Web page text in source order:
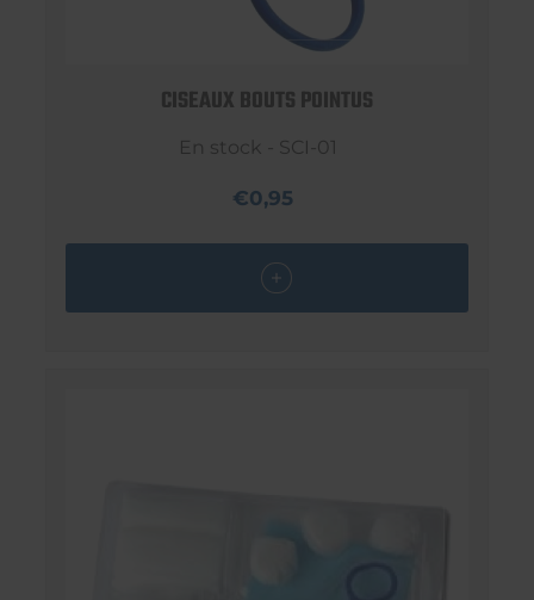
CISEAUX BOUTS POINTUS
En stock - SCI-01
€0,95